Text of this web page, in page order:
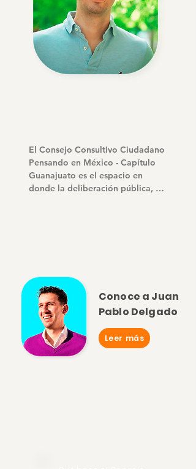
El Consejo Consultivo Ciudadano
Pensando en México - Capítulo
Guanajuato es el espacio en
donde la deliberación pública, el
tengan peso en todos los
espacios de toma de decisión.
Conoce a Juan
Pablo Delgado
Leer más